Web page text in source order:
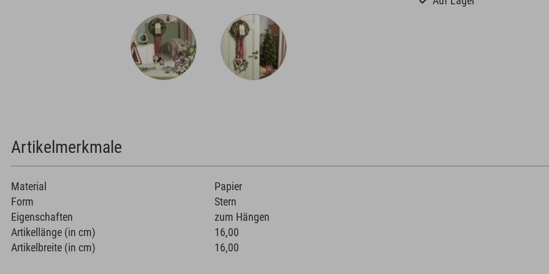
Artikelmerkmale
Material
Papier
Form
Stern
Eigenschaften
zum Hängen
Artikellänge (in cm)
16,00
Artikelbreite (in cm)
16,00